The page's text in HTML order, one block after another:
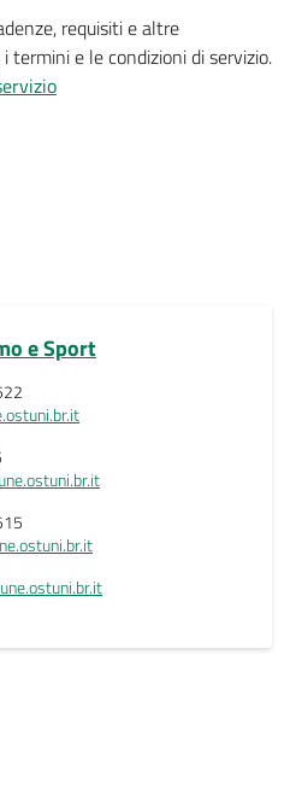
requisiti e altre
termini e le condizioni di servizio..
e Sport.